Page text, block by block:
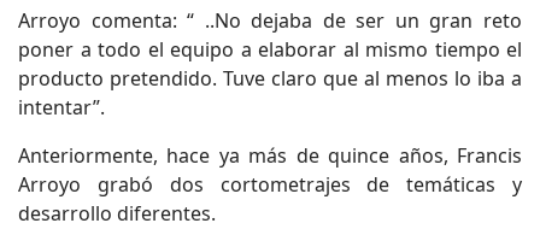
Arroyo comenta: “ ..No dejaba de ser un gran reto
poner a todo el equipo a elaborar al mismo tiempo el
producto pretendido. Tuve claro que al menos lo iba a
intentar”.
Anteriormente, hace ya más de quince años, Francis
Arroyo grabó dos cortometrajes de temáticas y
desarrollo diferentes.